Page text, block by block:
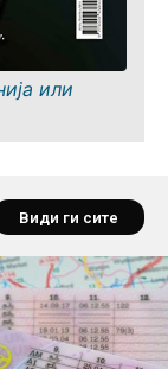
или
Види ги сите